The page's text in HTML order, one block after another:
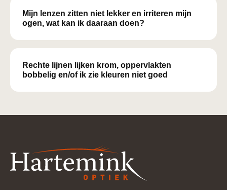
Mijn lenzen zitten niet lekker en irriteren mijn
ogen, wat kan ik daaraan doen?
Rechte lijnen lijken krom, oppervlakten
bobbelig en/of ik zie kleuren niet goed